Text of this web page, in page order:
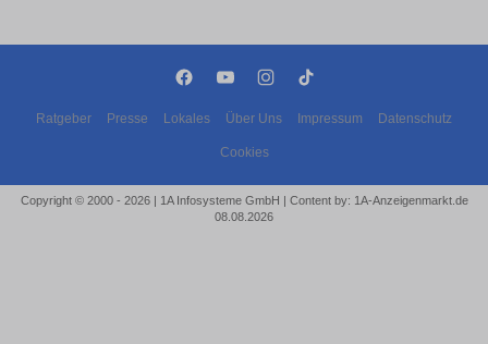
Ratgeber Presse Lokales Über Uns Impressum Datenschutz
Cookies
Copyright © 2000 - 2026 | 1A Infosysteme GmbH | Content by: 1A-Anzeigenmarkt.de
08.08.2026